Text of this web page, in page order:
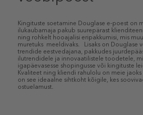
Kingituste soetamine Douglase e-poest on
ilukaubamaja pakub suurepärast
ning rohkelt hooajalisi eripakkumisi, mis
muretuks meeldivaks. Lisaks on Douglase
trendide eestvedajana, pakkudes
ilutrendidele ja innovaatilistele toodetele,
igapäevasesse shopingusse või kingituste
Kvaliteet ning kliendi rahulolu on meie
on see ideaalne sihtkoht kõigile, kes
ostuelamust.